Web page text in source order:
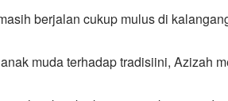
berjalan cukup mulus di
muda terhadap tradisiini, Azizah